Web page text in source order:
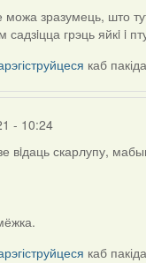
зразумець, што
садзiцца грэць яйкi i
каб
- 10:24
вiдаць скарлупу,
каб